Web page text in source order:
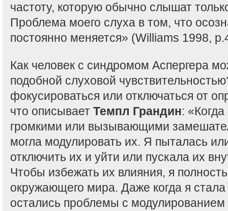
частоту, которую обычно слышат
Проблема моего слуха в том, что
постоянно меняется» (Williams 1998,
Как человек с синдромом Аспергера
подобной слуховой
фокусироваться или отключаться от
что описывает Темпл Грандин:
громкими или вызывающими
могла модулировать их. Я пыталась
отключить их и уйти или пускала их
Чтобы избежать их влияния, я
окружающего мира. Даже когда я
остались проблемы с